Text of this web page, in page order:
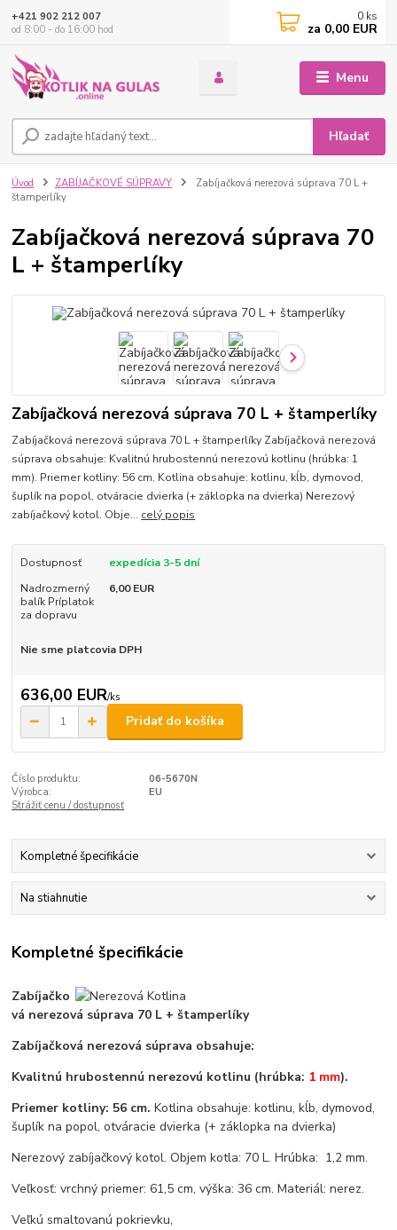
Menu
Hľadať
+421 902 212 007
od 8:00 - do 16:00 hod
0 ks
za 0,00 EUR
Úvod ZABÍJAČKOVÉ SÚPRAVY
Zabíjačková nerezová súprava 70 L +
štamperlíky
Zabíjačková nerezová súprava 70
L + štamperlíky
Zabíjačková nerezová súprava 70 L + štamperlíky
Zabíjačková nerezová súprava 70 L + štamperlíky Zabíjačková nerezová
súprava obsahuje: Kvalitnú hrubostennú nerezovú kotlinu (hrúbka: 1
mm). Priemer kotliny: 56 cm. Kotlina obsahuje: kotlinu, kĺb, dymovod,
šuplík na popol, otváracie dvierka (+ záklopka na dvierka) Nerezový
zabíjačkový kotol. Obje... celý popis
Dostupnosť
expedícia 3-5 dní
Nadrozmerný
balík Príplatok
za dopravu
6,00 EUR
Nie sme platcovia DPH
636,00 EUR/ks
Pridať do košíka
Číslo produktu:
06-5670N
Výrobca:
EU
Strážiť cenu / dostupnosť
Kompletné špecifikácie
Na stiahnutie
Kompletné špecifikácie
Zabíjačko
vá nerezová súprava 70 L + štamperlíky
Zabíjačková nerezová súprava obsahuje:
Kvalitnú hrubostennú nerezovú kotlinu (hrúbka: 1 mm).
Priemer kotliny: 56 cm.Kotlina obsahuje: kotlinu, kĺb, dymovod,
šuplík na popol, otváracie dvierka (+ záklopka na dvierka)
Nerezový zabíjačkový kotol. Objem kotla: 70 L. Hrúbka: 1,2 mm.
Veľkosť: vrchný priemer: 61,5 cm, výška: 36 cm. Materiál: nerez.
Veľkú smaltovanú pokrievku,